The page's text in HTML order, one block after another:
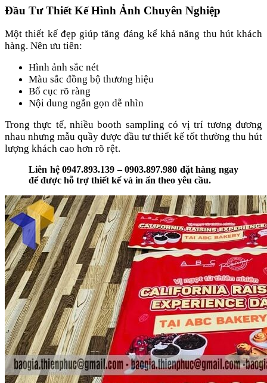
Đầu Tư Thiết Kế Hình Ảnh Chuyên Nghiệp
Một thiết kế đẹp giúp tăng đáng kể khả năng thu hút khách
hàng. Nên ưu tiên:
Hình ảnh sắc nét
Màu sắc đồng bộ thương hiệu
Bố cục rõ ràng
Nội dung ngắn gọn dễ nhìn
Trong thực tế, nhiều booth sampling có vị trí tương đương
nhau nhưng mẫu quầy được đầu tư thiết kế tốt thường thu hút
lượng khách cao hơn rõ rệt.
Liên hệ 0947.893.139 – 0903.897.980 đặt hàng ngay
để được hỗ trợ thiết kế và in ấn theo yêu cầu.